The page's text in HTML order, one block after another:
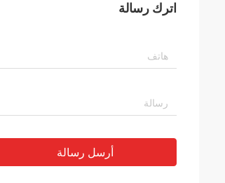
اترك رسالة
أرسل رسالة